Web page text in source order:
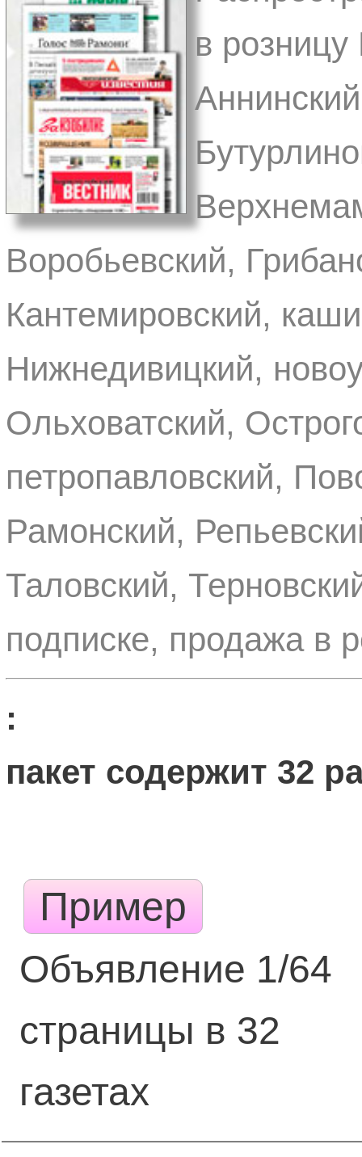
в
Воробьевский,
Кантемировский,
Нижнедивицкий,
Ольховатский,
петропавловский,
Рамонский,
Таловский,
подписке, продажа в
:
пакет содержит 32
Пример
Объявление 1/64
страницы в 32
газетах